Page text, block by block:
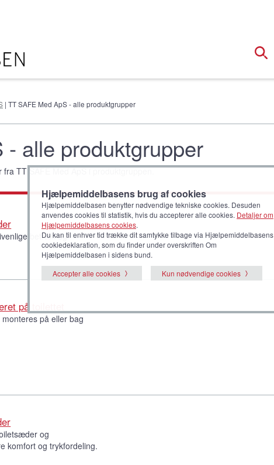
| TT SAFE Med ApS - alle produktgrupper
alle produktgrupper
TT SAFE Med ApS i produktgruppen.
betræk og
på toilettet
på eller bag
og
komfort og trykfordeling.
Hjælpemiddelbasens brug af cookies
Hjælpemiddelbasen benytter nødvendige tekniske cookies. Desuden
anvendes cookies til statistik, hvis du accepterer alle cookies. Detaljer om
Hjælpemiddelbasens cookies.
Du kan til enhver tid trække dit samtykke tilbage via Hjælpemiddelbasens
cookiedeklaration, som du finder under overskriften Om
Hjælpemiddelbasen i sidens bund.
Accepter alle cookies
Kun nødvendige cookies